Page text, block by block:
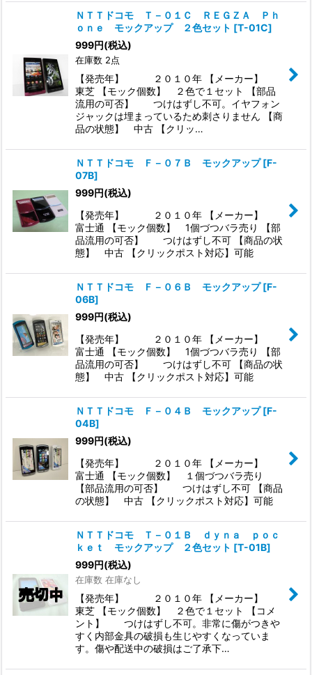
ＮＴＴドコモ Ｔ－０１Ｃ ＲＥＧＺＡ Ｐｈ
ｏｎｅ モックアップ ２色セット [T-01C]
999円(税込)
在庫数 2点
【発売年】 ２０１０年 【メーカー】
東芝 【モック個数】 ２色で１セット 【部品
流用の可否】 つけはずし不可。イヤフォン
ジャックは埋まっているため刺さりません 【商
品の状態】 中古 【クリッ…
ＮＴＴドコモ Ｆ－０７Ｂ モックアップ [F-
07B]
999円(税込)
【発売年】 ２０１０年 【メーカー】
富士通 【モック個数】 1個づつバラ売り 【部
品流用の可否】 つけはずし不可 【商品の状
態】 中古 【クリックポスト対応】可能
ＮＴＴドコモ Ｆ－０６Ｂ モックアップ [F-
06B]
999円(税込)
【発売年】 ２０１０年 【メーカー】
富士通 【モック個数】 1個づつバラ売り 【部
品流用の可否】 つけはずし不可 【商品の状
態】 中古 【クリックポスト対応】可能
ＮＴＴドコモ Ｆ－０４Ｂ モックアップ [F-
04B]
999円(税込)
【発売年】 ２０１０年 【メーカー】
富士通 【モック個数】 １個づつバラ売り
【部品流用の可否】 つけはずし不可 【商品
の状態】 中古 【クリックポスト対応】可能
ＮＴＴドコモ Ｔ－０１Ｂ ｄｙｎａ ｐｏｃ
ｋｅｔ モックアップ ２色セット [T-01B]
999円(税込)
在庫数 在庫なし
【発売年】 ２０１０年 【メーカー】
東芝 【モック個数】 ２色で１セット 【コメ
ント】 つけはずし不可。非常に傷がつきや
すく内部金具の破損も生じやすくなっていま
す。傷や配送中の破損はご了承下…